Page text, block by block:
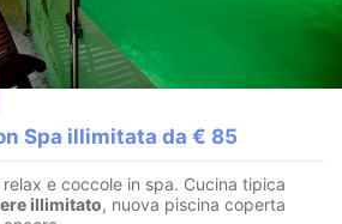
Spa illimitata da € 85
e coccole in spa. Cucina tipica
illimitato, nuova piscina coperta